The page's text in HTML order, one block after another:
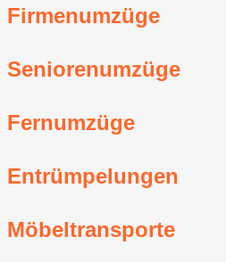
Firmenumzüge
Seniorenumzüge
Fernumzüge
Entrümpelungen
Möbeltransporte